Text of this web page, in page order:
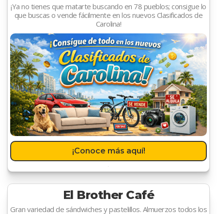
¡Ya no tienes que matarte buscando en 78 pueblos; consigue lo
que buscas o vende fácilmente en los nuevos Clasificados de
Carolina!
¡Conoce más aquí!
El Brother Café
Gran variedad de sándwiches y pastelillos. Almuerzos todos los